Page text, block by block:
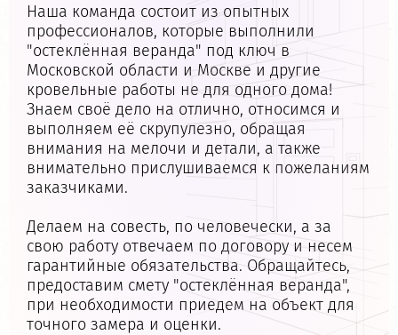
Наша команда состоит из опытных
профессионалов, которые выполнили
"остеклённая веранда" под ключ в
Московской области и Москве и другие
кровельные работы не для одного дома!
Знаем своё дело на отлично, относимся и
выполняем её скрупулезно, обращая
внимания на мелочи и детали, а также
внимательно прислушиваемся к пожеланиям
заказчиками.
Делаем на совесть, по человечески, а за
свою работу отвечаем по договору и несем
гарантийные обязательства. Обращайтесь,
предоставим смету "остеклённая веранда",
при необходимости приедем на объект для
точного замера и оценки.